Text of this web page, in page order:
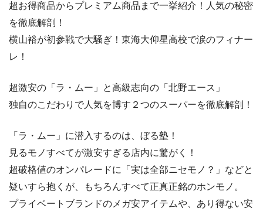
超お得商品からプレミアム商品まで一挙紹介！人気の秘密
を徹底解剖！
横山裕が初参戦で大騒ぎ！東海大仰星高校で涙のフィナー
レ！
超激安の「ラ・ムー」と高級志向の「北野エース」
独自のこだわりで人気を博す２つのスーパーを徹底解剖！
「ラ・ムー」に潜入するのは、ぼる塾！
見るモノすべてが激安すぎる店内に驚がく！
超破格値のオンパレードに「実は全部ニセモノ？」などと
疑いすら抱くが、もちろんすべて正真正銘のホンモノ。
プライベートブランドのメガ安アイテムや、あり得ない安